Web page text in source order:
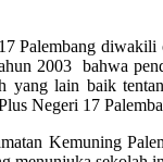
Palembang
2003 bahwa
yang lain baik
Negeri 17
Kemuning